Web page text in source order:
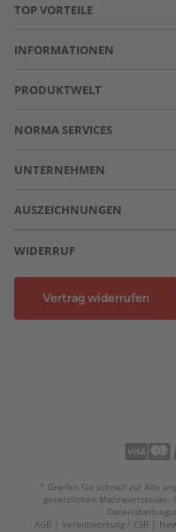
TOP VORTEILE
INFORMATIONEN
PRODUKTWELT
NORMA SERVICES
UNTERNEHMEN
AUSZEICHNUNGEN
WIDERRUF
Vertrag widerrufen
* Greifen Sie schnell zu! Alle
gesetzlichen Mehrwertsteuer.
AGB
Verantwortung / CSR